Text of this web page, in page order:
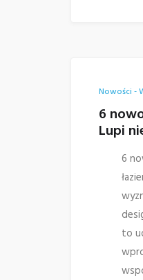
Nowości -
6
Lupi
6
to